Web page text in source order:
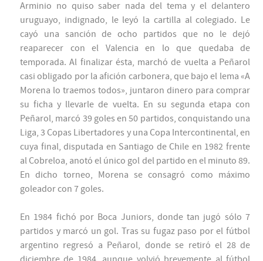
Arminio no quiso saber nada del tema y el delantero
uruguayo, indignado, le leyó la cartilla al colegiado. Le
cayó una sanción de ocho partidos que no le dejó
reaparecer con el Valencia en lo que quedaba de
temporada. Al finalizar ésta, marchó de vuelta a Peñarol
casi obligado por la afición carbonera, que bajo el lema «A
Morena lo traemos todos», juntaron dinero para comprar
su ficha y llevarle de vuelta. En su segunda etapa con
Peñarol, marcó 39 goles en 50 partidos, conquistando una
Liga, 3 Copas Libertadores y una Copa Intercontinental, en
cuya final, disputada en Santiago de Chile en 1982 frente
al Cobreloa, anotó el único gol del partido en el minuto 89.
En dicho torneo, Morena se consagró como máximo
goleador con 7 goles.
En 1984 fichó por Boca Juniors, donde tan jugó sólo 7
partidos y marcó un gol. Tras su fugaz paso por el fútbol
argentino regresó a Peñarol, donde se retiró el 28 de